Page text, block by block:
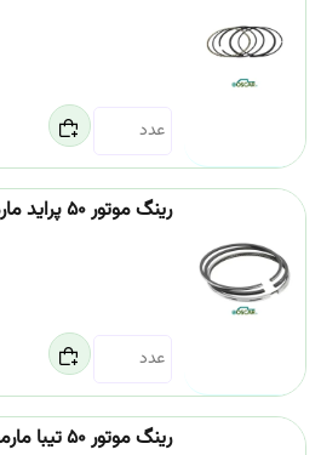
رینگ موتور 50 پراید مارموت
رینگ موتور 50 تیبا مارموت